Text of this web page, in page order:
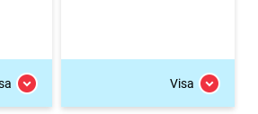
Visa